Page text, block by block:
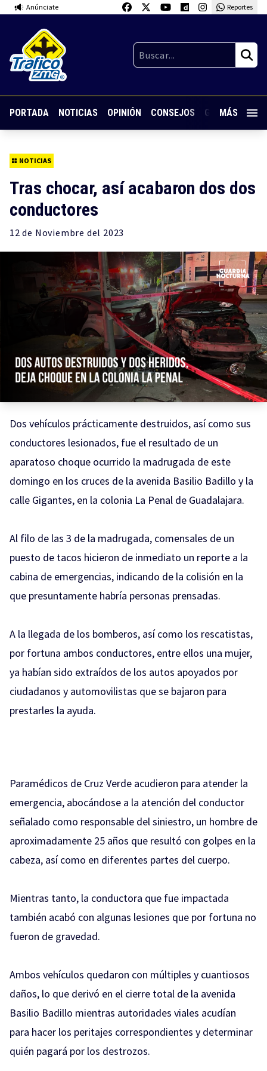
Anúnciate Reportes
PORTADA NOTICIAS OPINIÓN CONSEJOS GUARDIA
MÁS
NOTICIAS
Tras chocar, así acabaron dos dos
conductores
12 de Noviembre del 2023
Dos vehículos prácticamente destruidos, así como sus
conductores lesionados, fue el resultado de un
aparatoso choque ocurrido la madrugada de este
domingo en los cruces de la avenida Basilio Badillo y la
calle Gigantes, en la colonia La Penal de Guadalajara.
Al filo de las 3 de la madrugada, comensales de un
puesto de tacos hicieron de inmediato un reporte a la
cabina de emergencias, indicando de la colisión en la
que presuntamente habría personas prensadas.
A la llegada de los bomberos, así como los rescatistas,
por fortuna ambos conductores, entre ellos una mujer,
ya habían sido extraídos de los autos apoyados por
ciudadanos y automovilistas que se bajaron para
prestarles la ayuda.
Paramédicos de Cruz Verde acudieron para atender la
emergencia, abocándose a la atención del conductor
señalado como responsable del siniestro, un hombre de
aproximadamente 25 años que resultó con golpes en la
cabeza, así como en diferentes partes del cuerpo.
Mientras tanto, la conductora que fue impactada
también acabó con algunas lesiones que por fortuna no
fueron de gravedad.
Ambos vehículos quedaron con múltiples y cuantiosos
daños, lo que derivó en el cierre total de la avenida
Basilio Badillo mientras autoridades viales acudían
para hacer los peritajes correspondientes y determinar
quién pagará por los destrozos.